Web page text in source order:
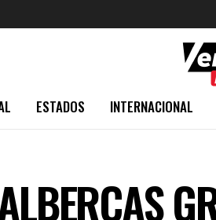
ESTADOS INTERNACIONAL